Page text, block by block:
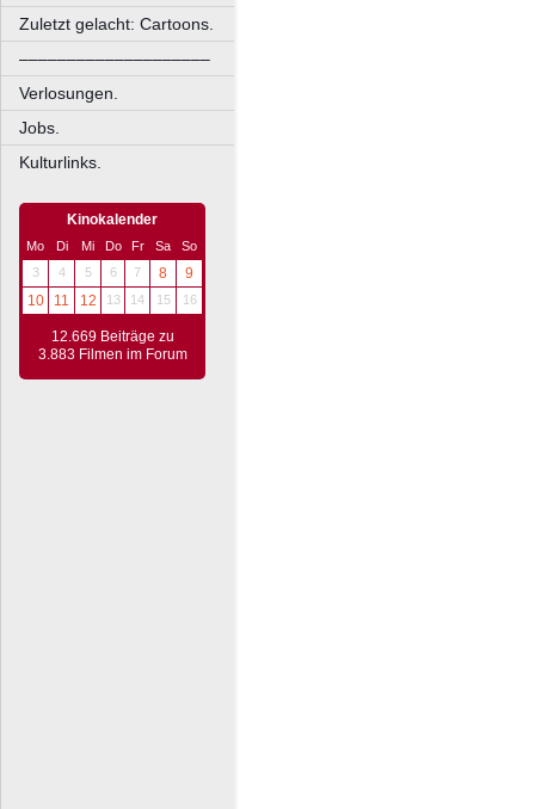
Zuletzt gelacht: Cartoons.
––––––––––––––––––––
Verlosungen.
Jobs.
Kulturlinks.
Kinokalender
Mo Di Mi Do Fr Sa
So
3
4 5 6 7 8
9
10
11 12 13 14 15 16
12.669 Beiträge zu
3.883 Filmen im Forum